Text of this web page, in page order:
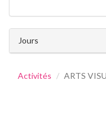
Jours
Activités ARTS